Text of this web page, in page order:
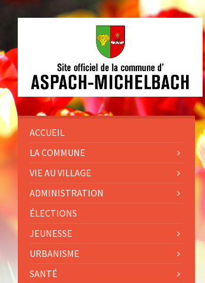
ACCUEIL
LA COMMUNE
VIE AU VILLAGE
ADMINISTRATION
ÉLECTIONS
JEUNESSE
URBANISME
SANTÉ